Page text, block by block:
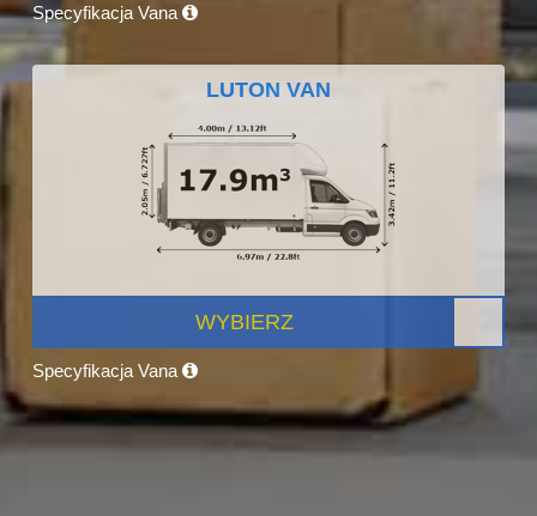
Specyfikacja Vana
LUTON VAN
WYBIERZ
Specyfikacja Vana